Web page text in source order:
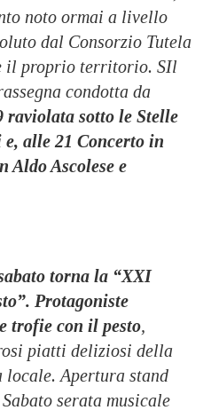
noto ormai a livello
dal Consorzio Tutela
il proprio territorio. SIl
condotta da
raviolata sotto le Stelle
e, alle 21 Concerto in
Aldo Ascolese e
torna la “XXI
”. Protagoniste
trofie con il pesto,
piatti deliziosi della
locale. Apertura stand
Sabato serata musicale